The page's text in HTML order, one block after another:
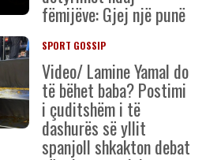
fëmijëve: Gjej një punë
SPORT GOSSIP
Video/ Lamine Yamal do
të bëhet baba? Postimi
i çuditshëm i të
dashurës së yllit
spanjoll shkakton debat